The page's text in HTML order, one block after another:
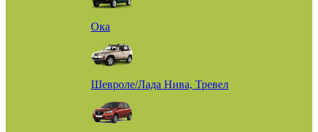
Ока
Шевроле/Лада Нива, Тревел